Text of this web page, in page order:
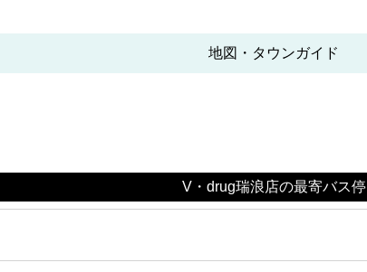
地図・タウンガイド
V・drug瑞浪店の最寄バス停